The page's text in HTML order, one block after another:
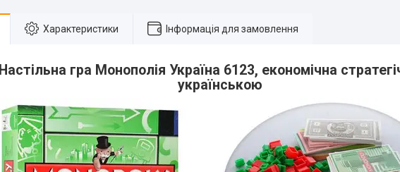
Характеристики Інформація для замовлення
Настільна гра Монополія Україна 6123, економічна
українською